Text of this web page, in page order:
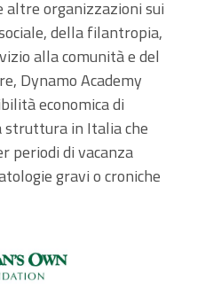
altre organizzazioni sui
della filantropia,
alla comunità e del
Dynamo Academy
economica di
struttura in Italia che
periodi di vacanza
gravi o croniche